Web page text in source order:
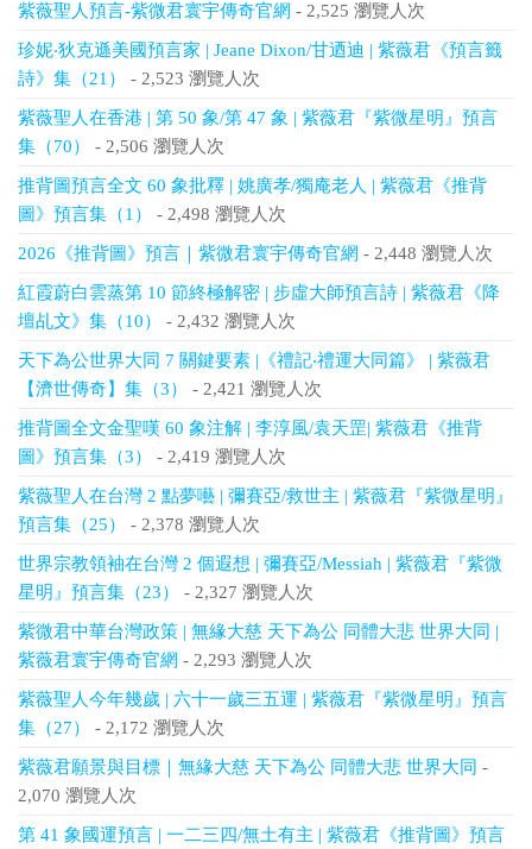
紫薇聖人預言-紫微君寰宇傳奇官網 - 2,525 瀏覽人次
珍妮‧狄克遜美國預言家 | Jeane Dixon/甘迺迪 | 紫薇君《預言籤
詩》集（21）
- 2,523 瀏覽人次
紫薇聖人在香港 | 第 50 象/第 47 象 | 紫薇君『紫微星明』預言
集（70）
- 2,506 瀏覽人次
推背圖預言全文 60 象批釋 | 姚廣孝/獨庵老人 | 紫薇君《推背
圖》預言集（1）
- 2,498 瀏覽人次
2026《推背圖》預言｜紫微君寰宇傳奇官網 - 2,448 瀏覽人次
紅霞蔚白雲蒸第 10 節終極解密 | 步虛大師預言詩 | 紫薇君《降
壇乩文》集（10）
- 2,432 瀏覽人次
天下為公世界大同 7 關鍵要素 |《禮記‧禮運大同篇》 | 紫薇君
【濟世傳奇】集（3）
- 2,421 瀏覽人次
推背圖全文金聖嘆 60 象注解 | 李淳風/袁天罡| 紫薇君《推背
圖》預言集（3）
- 2,419 瀏覽人次
紫薇聖人在台灣 2 點夢囈 | 彌賽亞/救世主 | 紫薇君『紫微星明』
預言集（25）
- 2,378 瀏覽人次
世界宗教領袖在台灣 2 個遐想 | 彌賽亞/Messiah | 紫薇君『紫微
星明』預言集（23）
- 2,327 瀏覽人次
紫微君中華台灣政策 | 無緣大慈 天下為公 同體大悲 世界大同 |
紫薇君寰宇傳奇官網 - 2,293 瀏覽人次
紫薇聖人今年幾歲 | 六十一歲三五運 | 紫薇君『紫微星明』預言
集（27）
- 2,172 瀏覽人次
紫薇君願景與目標｜無緣大慈 天下為公 同體大悲 世界大同 -
2,070 瀏覽人次
第 41 象國運預言 | 一二三四/無土有主 | 紫薇君《推背圖》預言